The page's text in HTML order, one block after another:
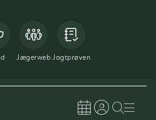
Jægerweb Jagtprøven